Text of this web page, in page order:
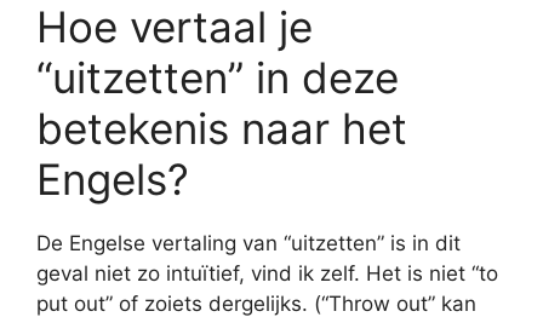
Hoe vertaal je
“uitzetten” in deze
betekenis naar het
Engels?
De Engelse vertaling van “uitzetten” is in dit
geval niet zo intuïtief, vind ik zelf. Het is niet “to
put out” of zoiets dergelijks. (“Throw out” kan